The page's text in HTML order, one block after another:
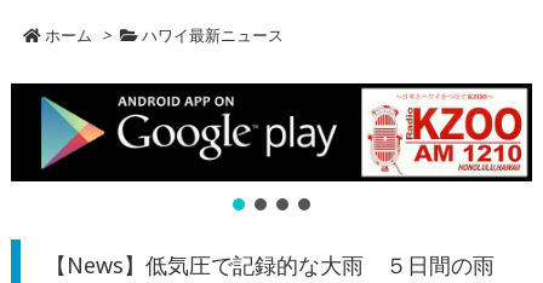
ホーム > ハワイ最新ニュース
【News】低気圧で記録的な大雨 ５日間の雨